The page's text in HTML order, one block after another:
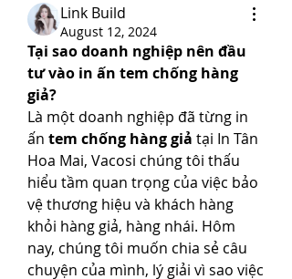
Link Build
August 12, 2024
Tại sao doanh nghiệp nên đầu
tư vào in ấn tem chống hàng
giả?
Là một doanh nghiệp đã từng in
ấn tem chống hàng giả tại In Tân
Hoa Mai, Vacosi chúng tôi thấu
hiểu tầm quan trọng của việc bảo
vệ thương hiệu và khách hàng
khỏi hàng giả, hàng nhái. Hôm
nay, chúng tôi muốn chia sẻ câu
chuyện của mình, lý giải vì sao việc